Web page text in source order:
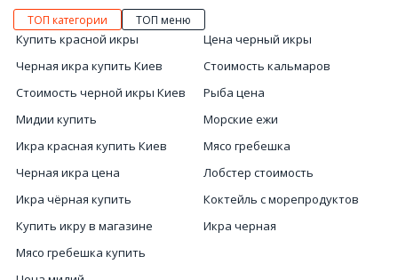
ТОП категории ТОП меню
Купить красной икры
Черная икра купить Киев
Стоимость черной икры Киев
Мидии купить
Икра красная купить Киев
Черная икра цена
Икра чёрная купить
Купить икру в магазине
Цена черный икры
Стоимость кальмаров
Рыба цена
Морские ежи
Мясо гребешка
Лобстер стоимость
Коктейль с морепродуктов
Икра черная
Мясо гребешка купить